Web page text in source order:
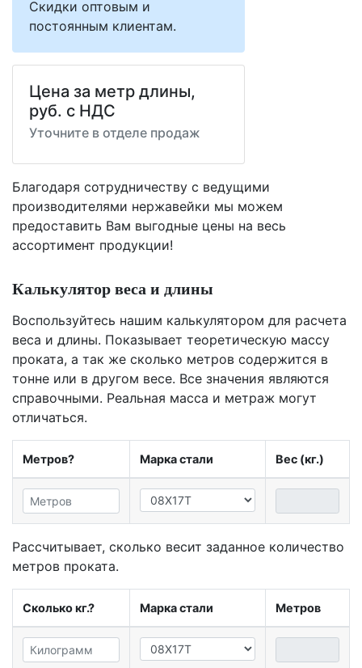
Скидки оптовым и
постоянным клиентам.
Цена за метр длины,
руб. с НДС
Уточните в отделе продаж
Благодаря сотрудничеству с ведущими
производителями нержавейки мы можем
предоставить Вам выгодные цены на весь
ассортимент продукции!
Калькулятор веса и длины
Воспользуйтесь нашим калькулятором для расчета
веса и длины. Показывает теоретическую массу
проката, а так же сколько метров содержится в
тонне или в другом весе. Все значения являются
справочными. Реальная масса и метраж могут
отличаться.
Метров? Марка стали Вес (кг.)
Рассчитывает, сколько весит заданное количество
метров проката.
Сколько кг.? Марка стали Метров